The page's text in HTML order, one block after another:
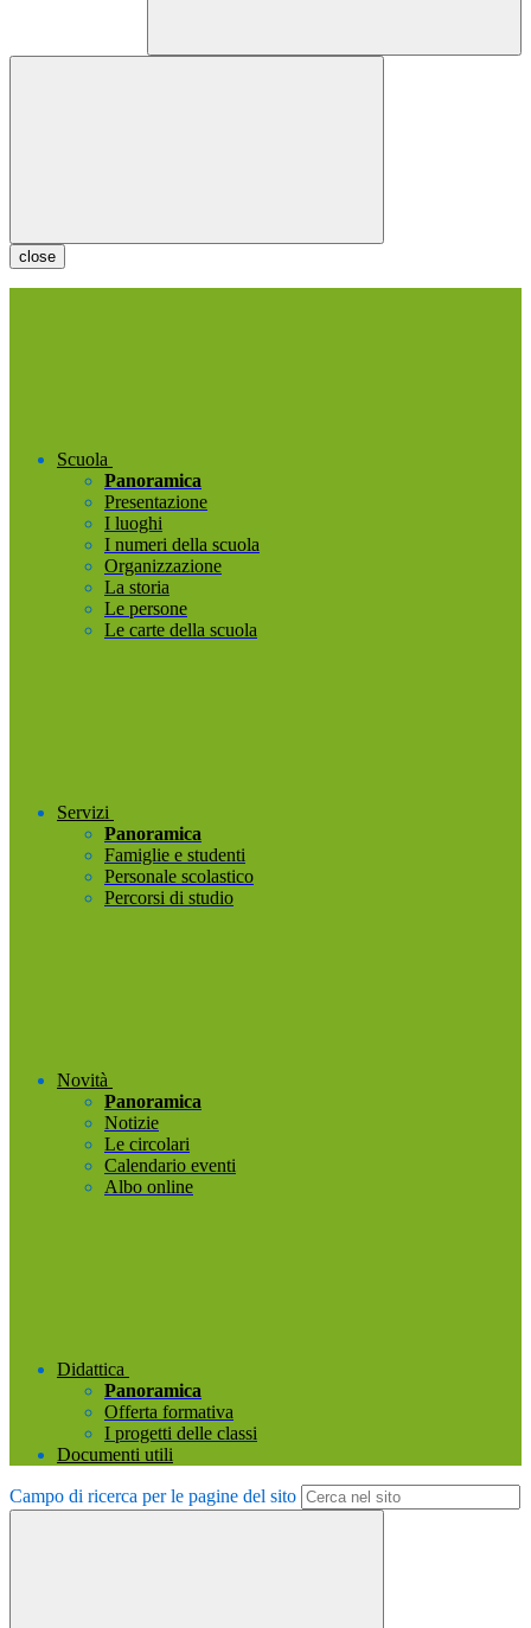
close
Scuola
Panoramica
Presentazione
I luoghi
I numeri della scuola
Organizzazione
La storia
Le persone
Le carte della scuola
Servizi
Panoramica
Famiglie e studenti
Personale scolastico
Percorsi di studio
Novità
Panoramica
Notizie
Le circolari
Calendario eventi
Albo online
Didattica
Panoramica
Offerta formativa
I progetti delle classi
Documenti utili
Campo di ricerca per le pagine del sito